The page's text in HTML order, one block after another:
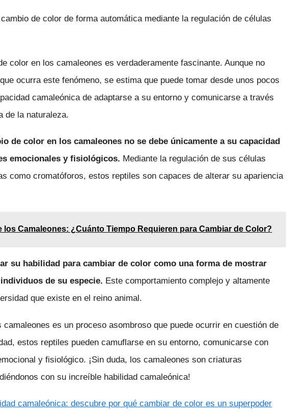
de color de forma automática mediante la regulación de células
color en los camaleones es verdaderamente fascinante. Aunque no
ocurra este fenómeno, se estima que puede tomar desde unos pocos
camaleónica de adaptarse a su entorno y comunicarse a través
de la naturaleza.
de color en los camaleones no se debe únicamente a su capacidad
emocionales y fisiológicos. Mediante la regulación de sus células
como cromatóforos, estos reptiles son capaces de alterar su apariencia
los Camaleones: ¿Cuánto Tiempo Requieren para Cambiar de Color?
su habilidad para cambiar de color como una forma de mostrar
de su especie. Este comportamiento complejo y altamente
que existe en el reino animal.
es un proceso asombroso que puede ocurrir en cuestión de
estos reptiles pueden camuflarse en su entorno, comunicarse con
y fisiológico. ¡Sin duda, los camaleones son criaturas
con su increíble habilidad camaleónica!
camaleónica: descubre por qué cambiar de color es un superpoder